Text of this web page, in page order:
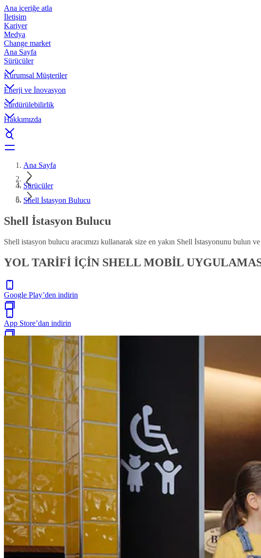
Ana içeriğe atla
İletişim
Kariyer
Medya
Change market
Ana Sayfa
Sürücüler
Kurumsal Müşteriler
Enerji ve İnovasyon
Sürdürülebilirlik
Hakkımızda
Ana Sayfa
Sürücüler
Shell İstasyon Bulucu
Shell İstasyon Bulucu
Shell istasyon bulucu aracımızı kullanarak size en yakın Shell İstasyonunu bulun ve
YOL TARİFİ İÇİN SHELL MOBİL
Google Play’den indirin
App Store’dan indirin